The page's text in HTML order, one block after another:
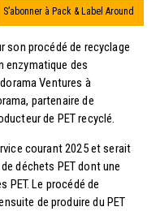
S’abonner à Pack & Label Around
son procédé de recyclage
enzymatique des
Ventures à
partenaire de
de PET recyclé.
courant 2025 et serait
déchets PET dont une
Le procédé de
de produire du PET